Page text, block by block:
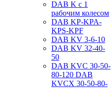
DAB K с 1
рабочим колесом
DAB KP-KPA-
KPS-KPF
DAB KV 3-6-10
DAB KV 32-40-
50
DAB KVC 30-50-
80-120 DAB
KVCX 30-50-80-